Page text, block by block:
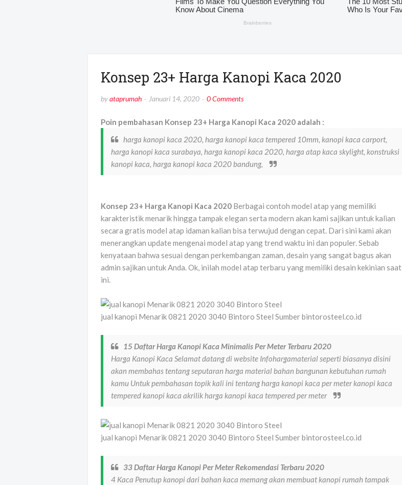
Konsep 23+ Harga Kanopi Kaca 2020
byataprumah Januari 14, 2020 0 Comments
Poin pembahasan Konsep 23+ Harga Kanopi Kaca 2020 adalah :
harga kanopi kaca 2020, harga kanopi kaca tempered 10mm, kanopi kaca carport,
harga kanopi kaca surabaya, harga kanopi kaca 2020, harga atap kaca skylight, konstruksi
kanopi kaca, harga kanopi kaca 2020 bandung,
Konsep 23+ Harga Kanopi Kaca 2020 Berbagai contoh model atap yang memiliki
karakteristik menarik hingga tampak elegan serta modern akan kami sajikan untuk kalian
secara gratis model atap idaman kalian bisa terwujud dengan cepat. Dari sini kami akan
menerangkan update mengenai model atap yang trend waktu ini dan populer. Sebab
kenyataan bahwa sesuai dengan perkembangan zaman, desain yang sangat bagus akan
admin sajikan untuk Anda. Ok, inilah model atap terbaru yang memiliki desain kekinian saat
ini.
jual kanopi Menarik 0821 2020 3040 Bintoro Steel Sumber bintorosteel.co.id
15 Daftar Harga Kanopi Kaca Minimalis Per Meter Terbaru 2020
Harga Kanopi Kaca Selamat datang di website Infohargamaterial seperti biasanya disini
akan membahas tentang seputaran harga material bahan bangunan kebutuhan rumah
kamu Untuk pembahasan topik kali ini tentang harga kanopi kaca per meter kanopi kaca
tempered kanopi kaca akrilik harga kanopi kaca tempered per meter
jual kanopi Menarik 0821 2020 3040 Bintoro Steel Sumber bintorosteel.co.id
33 Daftar Harga Kanopi Per Meter Rekomendasi Terbaru 2020
4 Kaca Penutup kanopi dari bahan kaca memang akan membuat kanopi rumah tampak